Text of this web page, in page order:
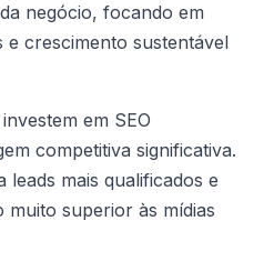
negócio, focando em
e crescimento sustentável
em SEO
competitiva significativa.
mais qualificados e
superior às mídias